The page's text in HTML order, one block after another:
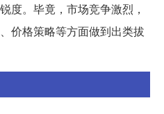
度。毕竟，市场竞争激烈，
价格策略等方面做到出类拔